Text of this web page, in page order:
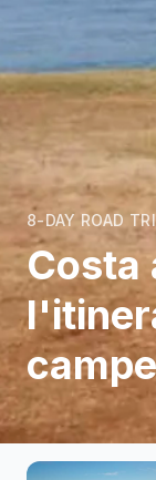
8-DAY ROAD
Costa